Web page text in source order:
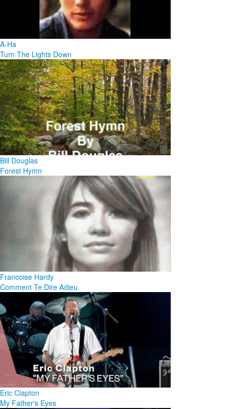
A-Ha
Turn The Lights Down
Bill Douglas
Forest Hymn
Francoise Hardy
Comment Te Dire Adieu
Eric Clapton
My Father's Eyes